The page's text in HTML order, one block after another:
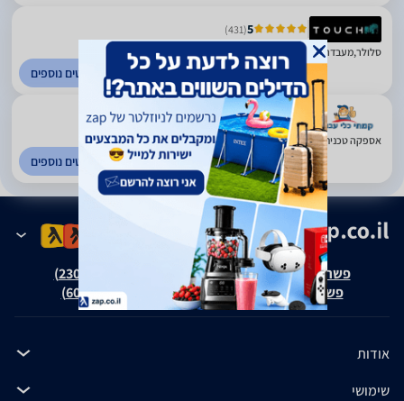
5
(431)
סלולר,מעבדה, אביזרים, גיימינג ומשחקים. פריסה ארצית
לפרטים נוספים
4.63
(1360)
אספקה טכנית. באר שבע
לפרטים נוספים
פשרה בת"צ אבנצ'יק נ' זאפ גרופ (ת"צ 23008-08-20)
פשרה בת"צ כהנים נ' זאפ גרופ (ת"צ 60371-12-19)
אודות
שימושי